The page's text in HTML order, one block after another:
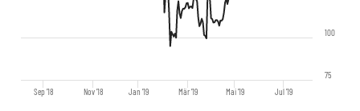
Sep '18 Nov '18 Jan '19 Mär '19 Mai '19 Jul '19
75
100